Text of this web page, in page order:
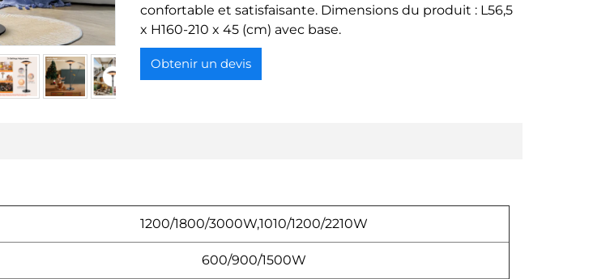
confortable et satisfaisante. Dimensions du produit : L56,5
x H160-210 x 45 (cm) avec base.
Obtenir un devis
1200/1800/3000W,1010/1200/2210W
600/900/1500W